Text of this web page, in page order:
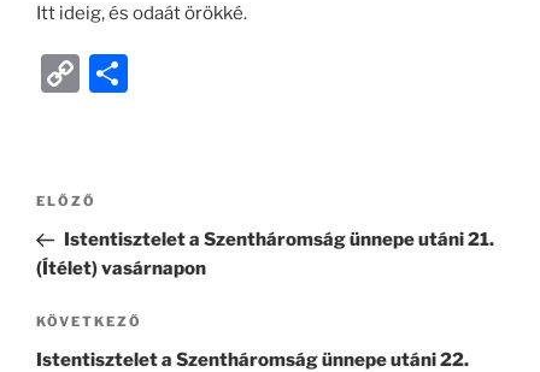
Itt ideig, és odaát örökké.
C
y
Li
n
k
m
e
g
ELŐZŐ
Istentisztelet a Szentháromság ünnepe utáni 21.
(Ítélet) vasárnapon
KÖVETKEZŐ
Istentisztelet a Szentháromság ünnepe utáni 22.